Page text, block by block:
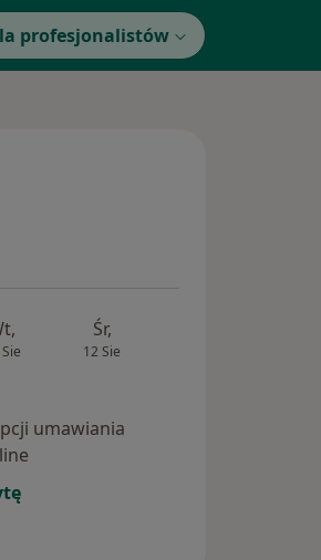
profesjonalistów
Śr,
12 Sie
umawiania